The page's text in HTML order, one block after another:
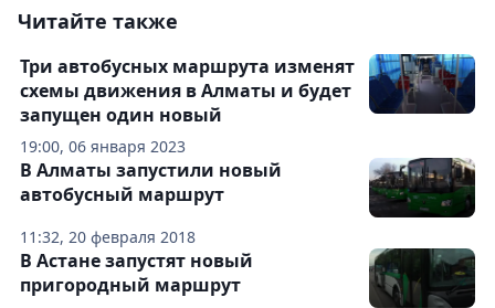
Читайте также
19:00, 06 января 2023
Три автобусных маршрута изменят
схемы движения в Алматы и будет
запущен один новый
11:32, 20 февраля 2018
В Алматы запустили новый
автобусный маршрут
В Астане запустят новый
пригородный маршрут